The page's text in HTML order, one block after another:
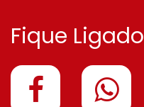
Fique Ligado